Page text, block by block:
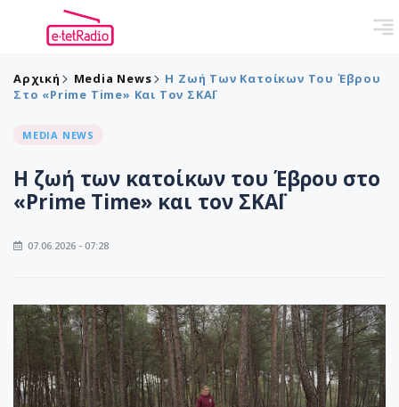
Αρχική Media News
Η Ζωή Των Κατοίκων Του Έβρου
Στο «Prime Time» Και Τον ΣΚΑΪ
MEDIA NEWS
Η ζωή των κατοίκων του Έβρου στο
«Prime Time» και τον ΣΚΑΪ
07.06.2026 - 07:28